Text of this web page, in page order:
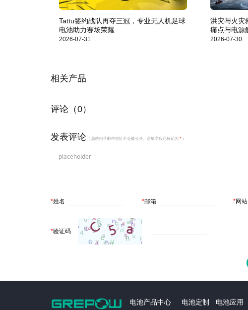
Tattu签约战队再夺三冠，专业无人机足球
电池助力赛场荣耀
2026-07-31
洪灾与火灾
痛点与电源
2026-07-30
相关产品
评论（0）
发表评论 （ 您的电子邮件地址不会被公开。必填字段已标记为 *）
*姓名 *邮箱 *网站
*验证码
电池产品中心 电池定制 电池应用